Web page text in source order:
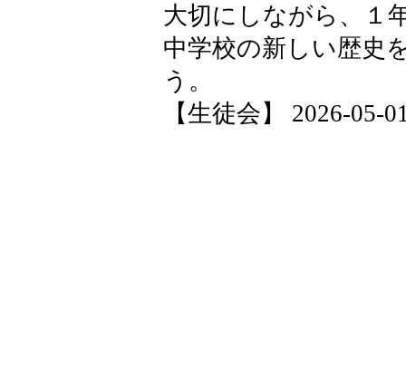
大切にしながら、１
中学校の新しい歴史
う。
【生徒会】 2026-05-